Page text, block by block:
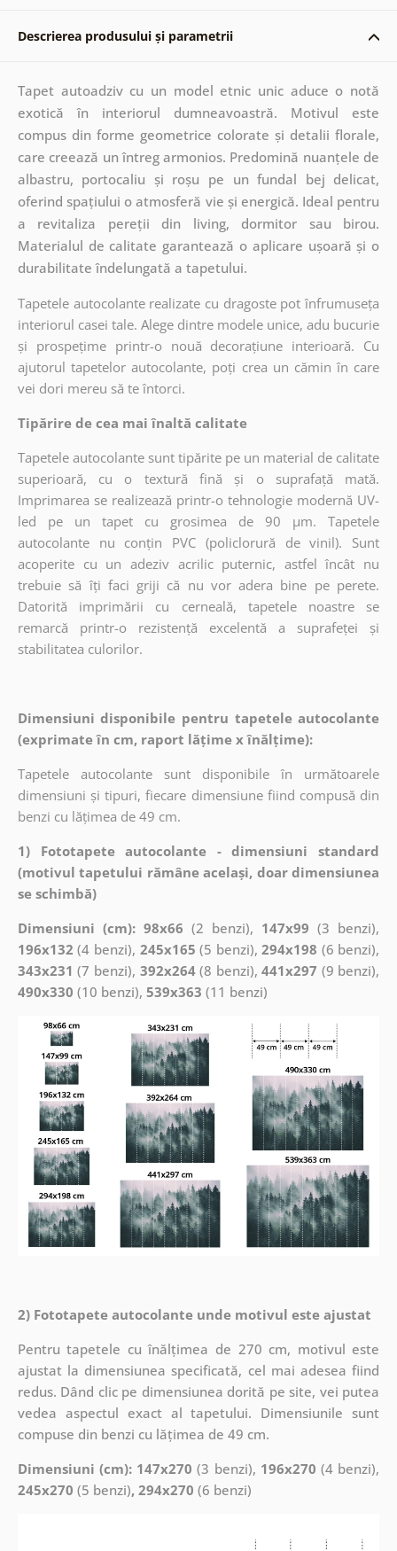
Descrierea produsului și parametrii
Tapet autoadziv cu un model etnic unic aduce o notă
exotică în interiorul dumneavoastră. Motivul este
compus din forme geometrice colorate și detalii florale,
care creează un întreg armonios. Predomină nuanțele de
albastru, portocaliu și roșu pe un fundal bej delicat,
oferind spațiului o atmosferă vie și energică. Ideal pentru
a revitaliza pereții din living, dormitor sau birou.
Materialul de calitate garantează o aplicare ușoară și o
durabilitate îndelungată a tapetului.
Tapetele autocolante realizate cu dragoste pot înfrumuseța
interiorul casei tale. Alege dintre modele unice, adu bucurie
și prospețime printr-o nouă decorațiune interioară. Cu
ajutorul tapetelor autocolante, poți crea un cămin în care
vei dori mereu să te întorci.
Tipărire de cea mai înaltă calitate
Tapetele autocolante sunt tipărite pe un material de calitate
superioară, cu o textură fină și o suprafață mată.
Imprimarea se realizează printr-o tehnologie modernă UV-
led pe un tapet cu grosimea de 90 µm. Tapetele
autocolante nu conțin PVC (policlorură de vinil). Sunt
acoperite cu un adeziv acrilic puternic, astfel încât nu
trebuie să îți faci griji că nu vor adera bine pe perete.
Datorită imprimării cu cerneală, tapetele noastre se
remarcă printr-o rezistență excelentă a suprafeței și
stabilitatea culorilor.
Dimensiuni disponibile pentru tapetele autocolante
(exprimate în cm, raport lățime x înălțime):
Tapetele autocolante sunt disponibile în următoarele
dimensiuni și tipuri, fiecare dimensiune fiind compusă din
benzi cu lățimea de 49 cm.
1) Fototapete autocolante - dimensiuni standard
(motivul tapetului rămâne același, doar dimensiunea
se schimbă)
Dimensiuni (cm): 98x66 (2 benzi), 147x99 (3 benzi),
196x132 (4 benzi), 245x165 (5 benzi),294x198 (6 benzi),
343x231 (7 benzi), 392x264(8 benzi),441x297 (9 benzi),
490x330 (10 benzi), 539x363 (11 benzi)
2) Fototapete autocolante unde motivul este ajustat
Pentru tapetele cu înălțimea de 270 cm, motivul este
ajustat la dimensiunea specificată, cel mai adesea fiind
redus. Dând clic pe dimensiunea dorită pe site, vei putea
vedea aspectul exact al tapetului. Dimensiunile sunt
compuse din benzi cu lățimea de 49 cm.
Dimensiuni (cm): 147x270 (3 benzi), 196x270 (4 benzi),
245x270 (5 benzi), 294x270 (6 benzi)